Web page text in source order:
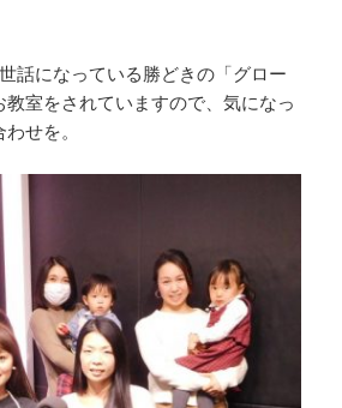
話になっている勝どきの「グロー
教室をされていますので、気になっ
せを。